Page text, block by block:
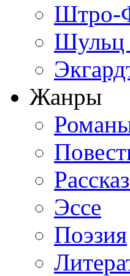
Штро-
Шульц
Жанры
Эссе
Поэзия